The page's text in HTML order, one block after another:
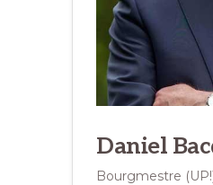
Daniel
Bourgmestre